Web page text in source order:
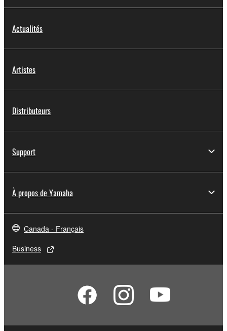
Actualités
Artistes
Distributeurs
Support
À propos de Yamaha
Canada - Français
Business